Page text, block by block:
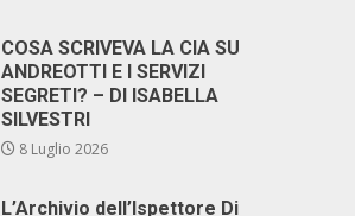
COSA SCRIVEVA LA CIA SU
ANDREOTTI E I SERVIZI
SEGRETI? – DI ISABELLA
SILVESTRI
8 Luglio 2026
L’Archivio dell’Ispettore Di